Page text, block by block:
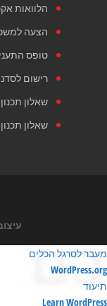
הלוואות
הצעה
טופס
רישום
שאלון
שאלון תכנון
מעבר לסרגל הכלים
אודות
וורדפרס
WordPress.org
תיעוד
Learn WordPress